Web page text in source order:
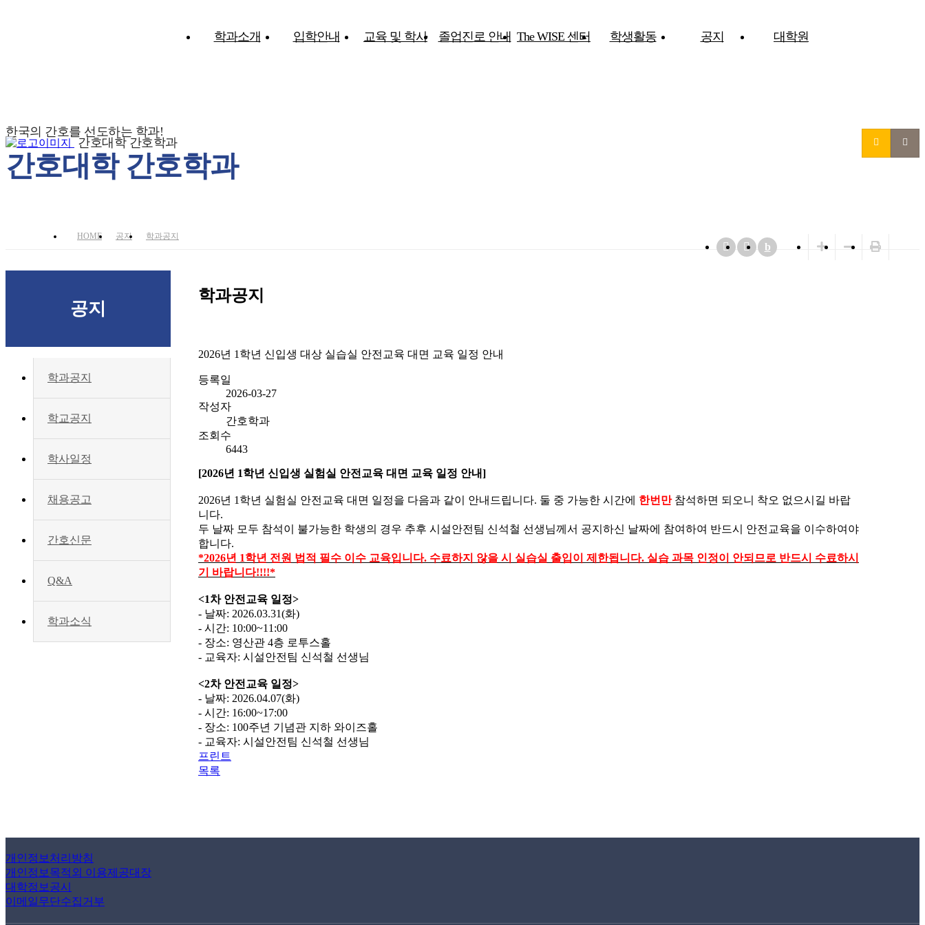
간호대학 간호학과
학과소개 입학안내 교육 및 학사 졸업진로 안내 The WISE 센터 학생활동 공지 대학원
한국의 간호를 선도하는 학과!
간호대학 간호학과
HOME 공지 학과공지
b
공지
학과공지
학교공지
학사일정
채용공고
간호신문
Q&A
학과소식
학과공지
2026년 1학년 신입생 대상 실습실 안전교육 대면 교육 일정 안내
등록일
2026-03-27
작성자
간호학과
조회수
6443
[2026년 1학년 신입생 실험실 안전교육 대면 교육 일정 안내]
2026년 1학년 실험실 안전교육 대면 일정을 다음과 같이 안내드립니다. 둘 중 가능한 시간에 한번만 참석하면 되오니 착오 없으시길 바랍
니다.
두 날짜 모두 참석이 불가능한 학생의 경우 추후 시설안전팀 신석철 선생님께서 공지하신 날짜에 참여하여 반드시 안전교육을 이수하여야
합니다.
*2026년 1학년 전원 법적 필수 이수 교육입니다. 수료하지 않을 시 실습실 출입이 제한됩니다. 실습 과목 인정이 안되므로 반드시 수료하시
기 바랍니다!!!!*
<1차 안전교육 일정>
- 날짜: 2026.03.31(화)
- 시간: 10:00~11:00
- 장소: 영산관 4층 로투스홀
- 교육자: 시설안전팀 신석철 선생님
<2차 안전교육 일정>
- 날짜: 2026.04.07(화)
- 시간: 16:00~17:00
- 장소: 100주년 기념관 지하 와이즈홀
- 교육자: 시설안전팀 신석철 선생님
프린트
목록
개인정보처리방침
개인정보목적외 이용제공대장
대학정보공시
이메일무단수집거부